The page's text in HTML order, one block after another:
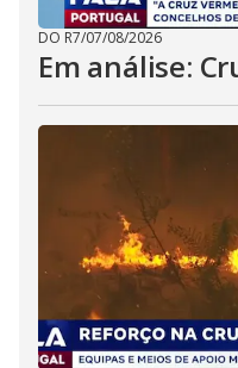
DO R7/07/08/2026
Em análise: